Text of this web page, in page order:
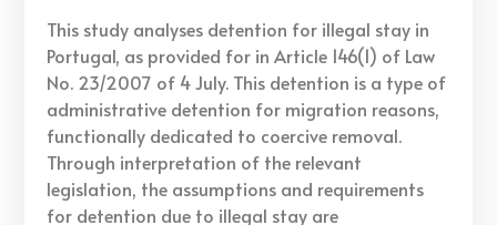
This study analyses detention for illegal stay in
Portugal, as provided for in Article 146(1) of Law
No. 23/2007 of 4 July. This detention is a type of
administrative detention for migration reasons,
functionally dedicated to coercive removal.
Through interpretation of the relevant
legislation, the assumptions and requirements
for detention due to illegal stay are